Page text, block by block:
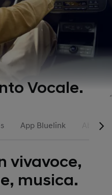
Vocale.
App Bluelink
vivavoce,
musica.